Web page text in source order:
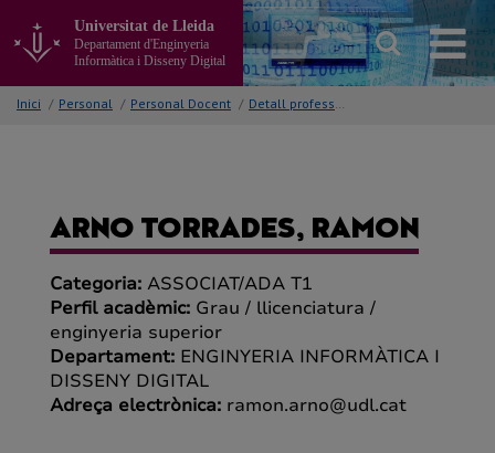
contingut
Universitat de Lleida
Departament d'Enginyeria
Informàtica i Disseny Digital
Inici / Personal / Personal Docent / Detall professor/a